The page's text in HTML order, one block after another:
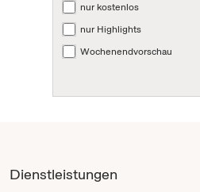
nur kostenlos
nur Highlights
Wochenendvorschau
Dienstleistungen